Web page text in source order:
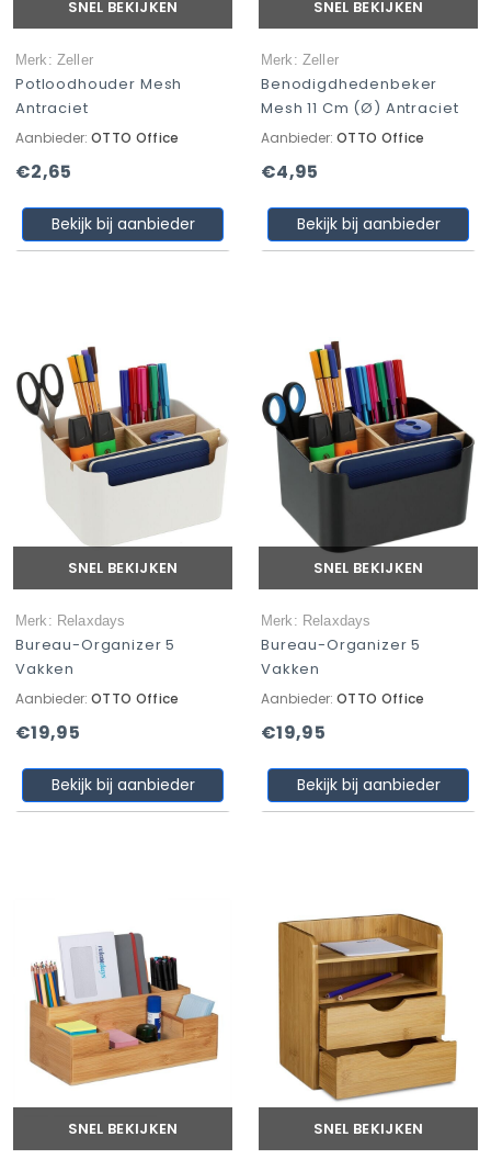
SNEL BEKIJKEN
Merk: Zeller
Potloodhouder Mesh
Antraciet
Aanbieder: OTTO Office
€2,65
Bekijk bij aanbieder
SNEL BEKIJKEN
Merk: Zeller
Benodigdhedenbeker
Mesh 11 Cm (Ø) Antraciet
Aanbieder: OTTO Office
€4,95
Bekijk bij aanbieder
SNEL BEKIJKEN
Merk: Relaxdays
Bureau-Organizer 5
Vakken
Aanbieder: OTTO Office
€19,95
Bekijk bij aanbieder
SNEL BEKIJKEN
Merk: Relaxdays
Bureau-Organizer 5
Vakken
Aanbieder: OTTO Office
€19,95
Bekijk bij aanbieder
SNEL BEKIJKEN SNEL BEKIJKEN